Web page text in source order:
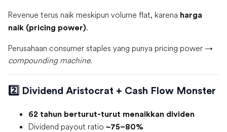
Revenue terus naik meskipun volume flat, karena harga
naik (pricing power).
Perusahaan consumer staples yang punya pricing power →
compounding machine.
2️⃣ Dividend Aristocrat + Cash Flow Monster
62 tahun berturut-turut menaikkan dividen
Dividend payout ratio ~75–80%